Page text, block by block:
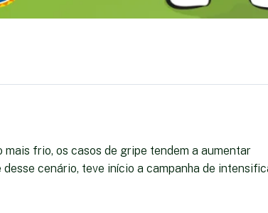
mais frio, os casos de gripe tendem a aumentar
cenário, teve início a campanha de